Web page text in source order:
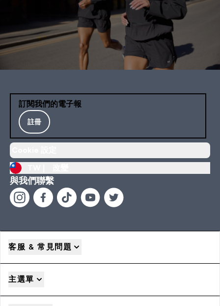
訂閱我們的電子報
註冊
與我們聯繫
客服 & 常見問題
主選單